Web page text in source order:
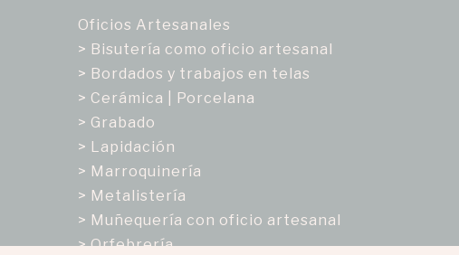
Oficios Artesanales
> Bisutería como oficio artesanal
> Bordados y trabajos en telas
> Cerámica | Porcelana
> Grabado
> Lapidación
> Marroquinería
> Metalistería
> Muñequería con oficio artesanal
> Orfebrería